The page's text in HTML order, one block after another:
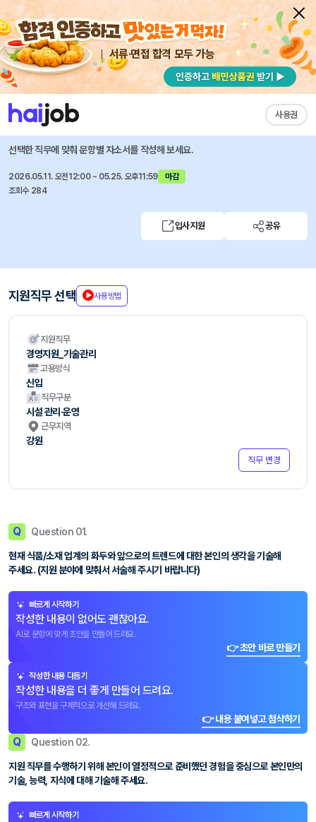
서류·면접 합격 모두 가능
사용권
채용공고 자소서 자유항목 자소서 내 작성목록
(주)대상 즐겨찾기
2026년 신입/경력사원 채용
선택한 직무에 맞춰 문항별 자소서를 작성해 보세요.
2026.05.11. 오전12:00 ~ 05.25. 오후11:59
마감
조회수 284
입사지원 공유
지원직무 선택 사용방법
지원직무
경영지원_기술관리
고용방식
신입
직무구분
시설 관리·운영
근무지역
강원
직무 변경
Q Question 01.
현재 식품/소재 업계의 화두와 앞으로의 트렌드에 대한 본인의 생각을 기술해
주세요. (지원 분야에 맞춰서 서술해 주시기 바랍니다)
빠르게 시작하기
작성한 내용이 없어도 괜찮아요.
AI로 문항에 맞게 초안을 만들어 드려요.
👉 초안 바로 만들기
작성한 내용 다듬기
작성한 내용을 더 좋게 만들어 드려요.
구조와 표현을 구체적으로 개선해 드려요.
👉 내용 붙여넣고 첨삭하기
Q Question 02.
지원 직무를 수행하기 위해 본인이 열정적으로 준비했던 경험을 중심으로 본인만의
기술, 능력, 지식에 대해 기술해 주세요.
빠르게 시작하기